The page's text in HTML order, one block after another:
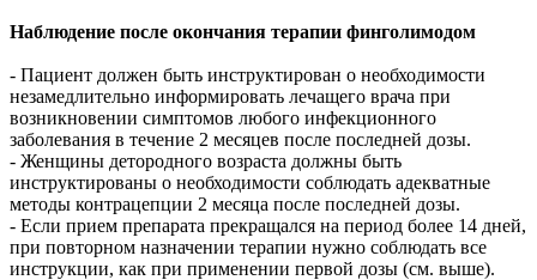
Наблюдение после окончания терапии финголимодом
- Пациент должен быть инструктирован о необходимости
незамедлительно информировать лечащего врача при
возникновении симптомов любого инфекционного
заболевания в течение 2 месяцев после последней дозы.
- Женщины детородного возраста должны быть
инструктированы о необходимости соблюдать адекватные
методы контрацепции 2 месяца после последней дозы.
- Если прием препарата прекращался на период более 14 дней,
при повторном назначении терапии нужно соблюдать все
инструкции, как при применении первой дозы (см. выше).